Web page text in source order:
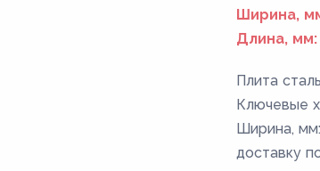
Ширина,
Длина, мм:
Плита
Ключевые
Ширина,
доставку